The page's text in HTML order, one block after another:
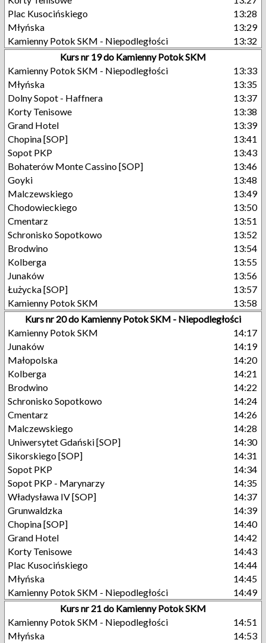
Plac Kusocińskiego
13:28
Młyńska
13:29
Kamienny Potok SKM - Niepodległości
13:32
Kurs nr 19 do Kamienny Potok SKM
Kamienny Potok SKM - Niepodległości
13:33
Młyńska
13:35
Dolny Sopot - Haffnera
13:37
Korty Tenisowe
13:38
Grand Hotel
13:39
Chopina [SOP]
13:41
Sopot PKP
13:43
Bohaterów Monte Cassino [SOP]
13:46
Goyki
13:48
Malczewskiego
13:49
Chodowieckiego
13:50
Cmentarz
13:51
Schronisko Sopotkowo
13:52
Brodwino
13:54
Kolberga
13:55
Junaków
13:56
Łużycka [SOP]
13:57
Kamienny Potok SKM
13:58
Kurs nr 20 do Kamienny Potok SKM - Niepodległości
Kamienny Potok SKM
14:17
Junaków
14:19
Małopolska
14:20
Kolberga
14:21
Brodwino
14:22
Schronisko Sopotkowo
14:24
Cmentarz
14:26
Malczewskiego
14:28
Uniwersytet Gdański [SOP]
14:30
Sikorskiego [SOP]
14:31
Sopot PKP
14:34
Sopot PKP - Marynarzy
14:35
Władysława IV [SOP]
14:37
Grunwaldzka
14:39
Chopina [SOP]
14:40
Grand Hotel
14:42
Korty Tenisowe
14:43
Plac Kusocińskiego
14:44
Młyńska
14:45
Kamienny Potok SKM - Niepodległości
14:49
Kurs nr 21 do Kamienny Potok SKM
Kamienny Potok SKM - Niepodległości
14:51
Młyńska
14:53